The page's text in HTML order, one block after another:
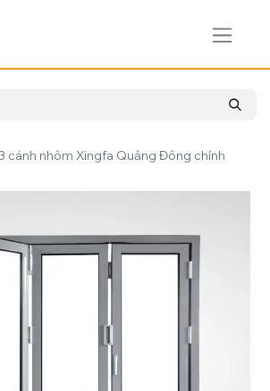
cánh nhôm Xingfa Quảng Đông chính